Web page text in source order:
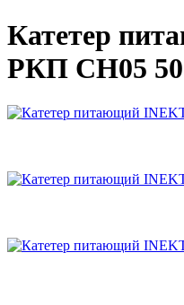
Катетер
РКП CH05